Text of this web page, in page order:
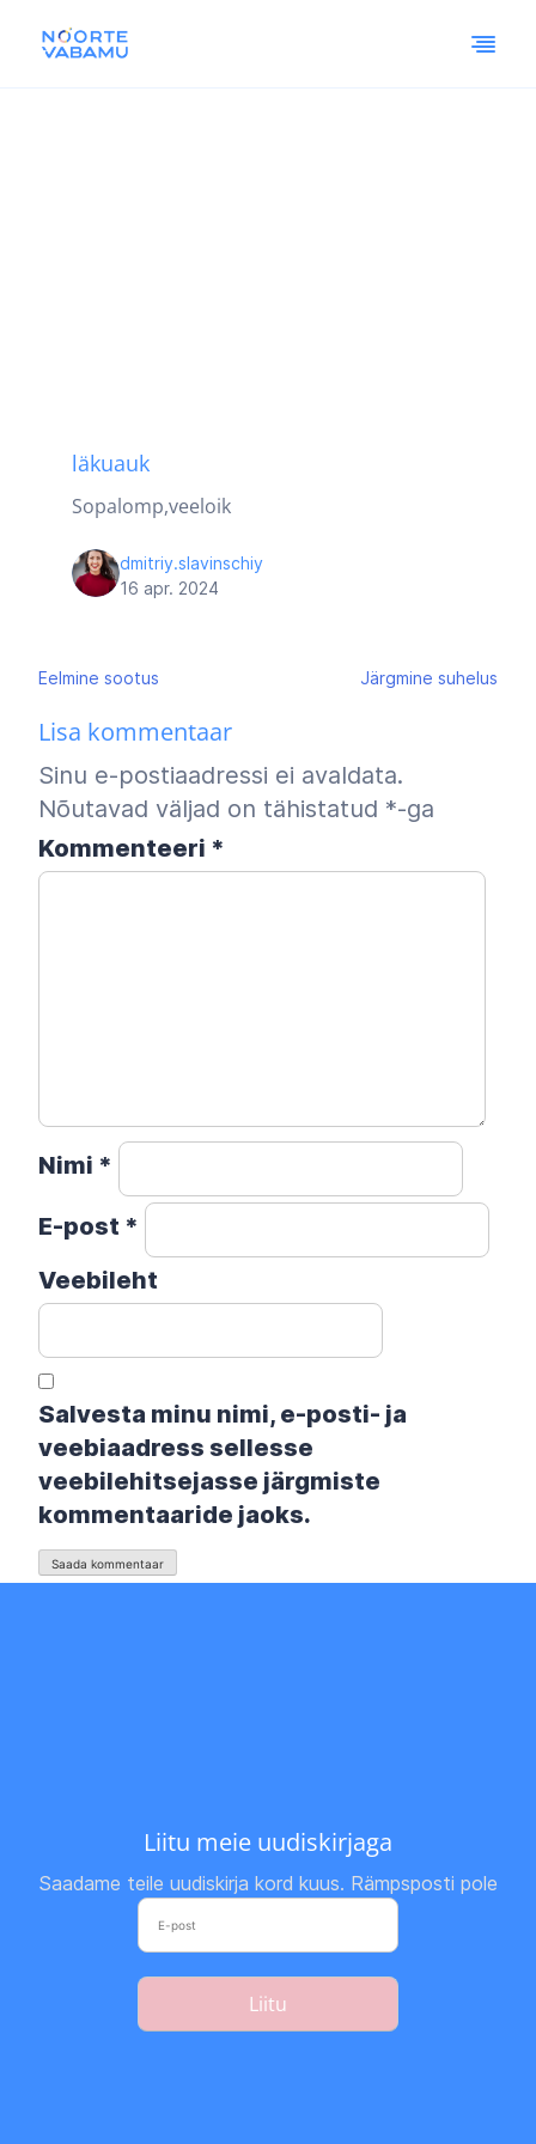
läkuauk
Sopalomp,veeloik
dmitriy.slavinschiy
16 apr. 2024
Navigeerimine
Eelmine sootus Järgmine suhelus
Lisa kommentaar
Sinu e-postiaadressi ei avaldata.
Nõutavad väljad on tähistatud *-ga
Kommenteeri *
Nimi *
E-post *
Veebileht
Salvesta minu nimi, e-posti- ja
veebiaadress sellesse
veebilehitsejasse järgmiste
kommentaaride jaoks.
Liitu meie uudiskirjaga
Saadame teile uudiskirja kord kuus. Rämpsposti pole
Liitu